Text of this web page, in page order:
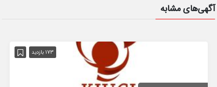
آگهی‌های مشابه
173 بازدید